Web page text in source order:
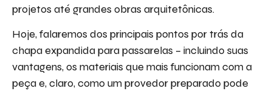
projetos até grandes obras arquitetônicas.
Hoje, falaremos dos principais pontos por trás da
chapa expandida para passarelas – incluindo suas
vantagens, os materiais que mais funcionam com a
peça e, claro, como um provedor preparado pode